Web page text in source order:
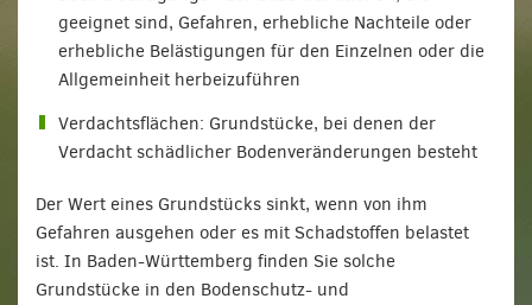
geeignet sind, Gefahren, erhebliche Nachteile oder
erhebliche Belästigungen für den Einzelnen oder die
Allgemeinheit herbeizuführen
Verdachtsflächen: Grundstücke, bei denen der
Verdacht schädlicher Bodenveränderungen besteht
Der Wert eines Grundstücks sinkt, wenn von ihm
Gefahren ausgehen oder es mit Schadstoffen belastet
ist. In Baden-Württemberg finden Sie solche
Grundstücke in den Bodenschutz- und